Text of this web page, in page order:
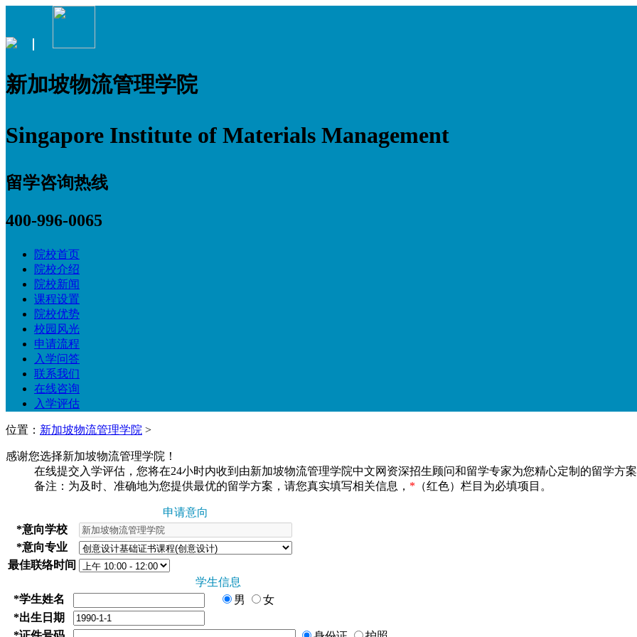
新加坡物流管理学院
Singapore Institute of Materials Management
留学咨询热线
400-996-0065
院校首页
院校介绍
院校新闻
课程设置
院校优势
校园风光
申请流程
入学问答
联系我们
在线咨询
入学评估
位置： 新加坡物流管理学院 >
感谢您选择新加坡物流管理学院！
在线提交入学评估，您将在24小时内收到由新加坡物流管理学院中文网资深招生顾问和留学专家为您精心定制的留学方
备注：为及时、准确地为您提供最优的留学方案，请您真实填写相关信息， * （红色）栏目为必填项目。
申请意向
*意向学校
*意向专业
最佳联络时间
学生信息
*学生姓名 男
女
*出生日期